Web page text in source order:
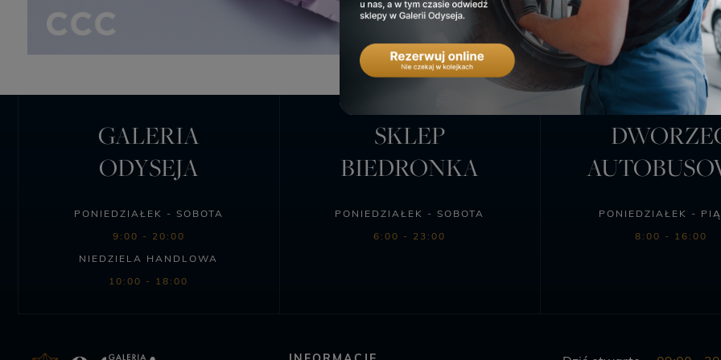
GALERIA
ODYSEJA
PONIEDZIAŁEK - SOBOTA
9:00 - 20:00
NIEDZIELA HANDLOWA
10:00 - 18:00
SKLEP
BIEDRONKA
PONIEDZIAŁEK - SOBOTA
6:00 - 23:00
PONIEDZIAŁEK -
8:00 - 16:00